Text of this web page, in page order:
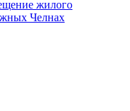
жилого
Челнах